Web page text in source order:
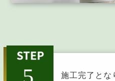
施工完了とな